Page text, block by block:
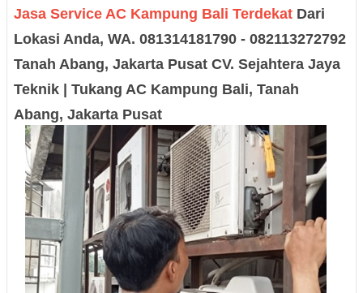
Jasa Service AC Kampung Bali Terdekat Dari
Lokasi Anda, WA. 081314181790 - 082113272792
Tanah Abang, Jakarta Pusat CV. Sejahtera Jaya
Teknik | Tukang AC Kampung Bali, Tanah
Abang, Jakarta Pusat